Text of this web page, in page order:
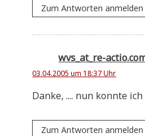
Zum Antworten anmelden
wvs_at_re-
03.04.2005 um 18:37 Uhr
Dan­ke, .... nun konn­te
Zum Antworten anmelden